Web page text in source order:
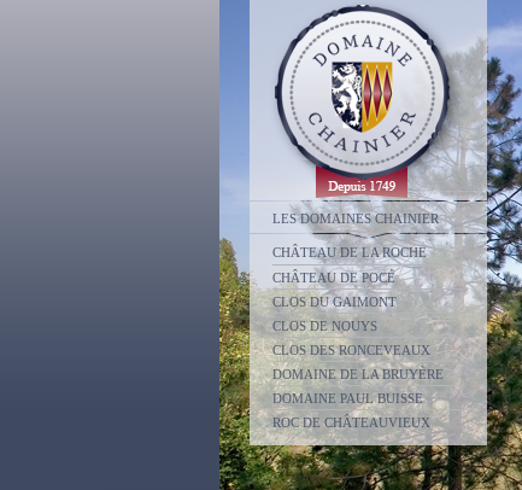
LES DOMAINES CHAINIER
CHÂTEAU DE LA ROCHE
CHÂTEAU DE POCÉ
CLOS DU GAIMONT
CLOS DE NOUYS
CLOS DES RONCEVEAUX
DOMAINE DE LA BRUYÈRE
DOMAINE PAUL BUISSE
ROC DE CHÂTEAUVIEUX